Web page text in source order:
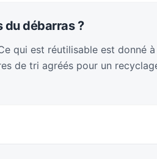
du débarras ?
qui est réutilisable est donné
de tri agréés pour un